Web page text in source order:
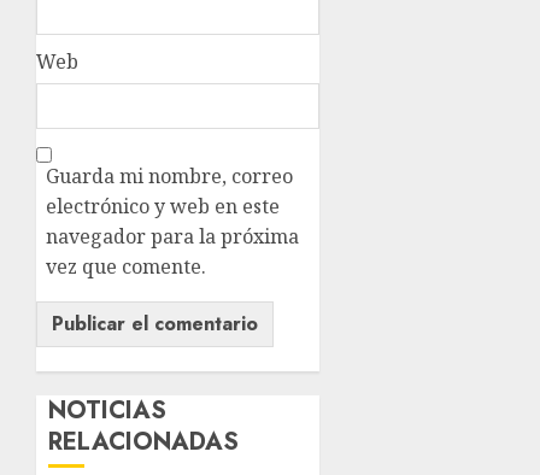
Web
Guarda mi nombre, correo
electrónico y web en este
navegador para la próxima
vez que comente.
NOTICIAS
RELACIONADAS